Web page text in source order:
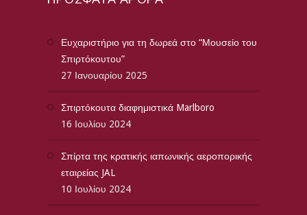
Ευχαριστήριο για τη δωρεά στο “Μουσείο του
Σπιρτόκουτου”
27 Ιανουαρίου 2025
Σπιρτόκουτα διαφημιστικά Marlboro
16 Ιουλίου 2024
Σπίρτα της κρατικής ιαπωνικής αεροπορικής
εταιρείας JAL
10 Ιουλίου 2024